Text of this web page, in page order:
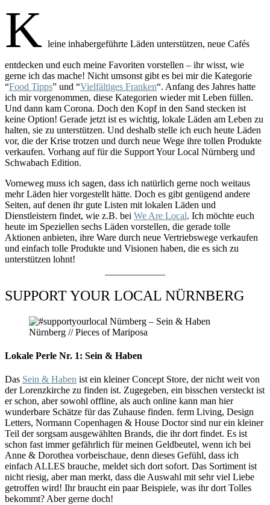
K leine inhabergeführte Läden unterstützen, neue Cafés
entdecken und euch meine Favoriten vorstellen – ihr wisst, wie
gerne ich das mache! Nicht umsonst gibt es bei mir die Kategorie
“Food Tipps” und “Vielfältiges Franken“. Anfang des Jahres hatte
ich mir vorgenommen, diese Kategorien wieder mit Leben füllen.
Und dann kam Corona. Doch den Kopf in den Sand stecken ist
keine Option! Gerade jetzt ist es wichtig, lokale Läden am Leben zu
halten, sie zu unterstützen. Und deshalb stelle ich euch heute Läden
vor, die der Krise trotzen und durch neue Wege ihre tollen Produkte
verkaufen. Vorhang auf für die Support Your Local Nürnberg und
Schwabach Edition.
Vorneweg muss ich sagen, dass ich natürlich gerne noch weitaus
mehr Läden hier vorgestellt hätte. Doch es gibt genügend andere
Seiten, auf denen ihr gute Listen mit lokalen Läden und
Dienstleistern findet, wie z.B. bei We Are Local. Ich möchte euch
heute im Speziellen sechs Läden vorstellen, die gerade tolle
Aktionen anbieten, ihre Ware durch neue Vertriebswege verkaufen
und einfach tolle Produkte und Visionen haben, die es sich zu
unterstützen lohnt!
SUPPORT YOUR LOCAL NÜRNBERG
Lokale Perle Nr. 1: Sein & Haben
Das Sein & Haben ist ein kleiner Concept Store, der nicht weit von
der Lorenzkirche zu finden ist. Zugegeben, ein bisschen versteckt ist
er schon, aber sowohl offline, als auch online kann man hier
wunderbare Schätze für das Zuhause finden. ferm Living, Design
Letters, Normann Copenhagen & House Doctor sind nur ein kleiner
Teil der sorgsam ausgewählten Brands, die ihr dort findet. Es ist
schon fast immer gefährlich für meinen Geldbeutel, wenn ich bei
Anne & Dorothea vorbeischaue, denn dieses Gefühl, dass ich
einfach ALLES brauche, meldet sich dort sofort. Das Sortiment ist
nicht riesig, aber man merkt, dass die Auswahl mit sehr viel Liebe
getroffen wird! Ihr braucht ein paar Beispiele, was ihr dort Tolles
bekommt? Aber gerne doch!